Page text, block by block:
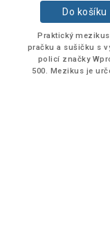
Do košíku
Praktický
pračku a sušičku s
policí značky
500. Mezikus je